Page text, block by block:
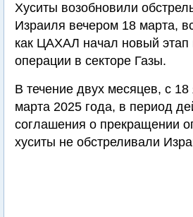
Хуситы возобновили
Израиля вечером 18 марта,
как ЦАХАЛ начал новый этап
операции в секторе Газы.
В течение двух месяцев, с
марта 2025 года, в период
соглашения о прекращении
хуситы не обстреливали